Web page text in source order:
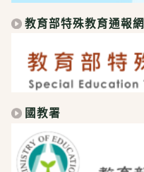
教育部特殊教育通報網
國教署